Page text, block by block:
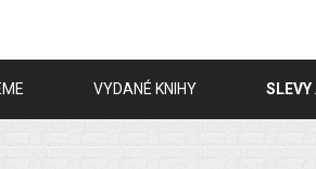
VYDANÉ KNIHY SLEVY